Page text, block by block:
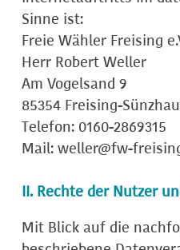
Sinne ist:
Freie Wähler Freising
Herr Robert Weller
Am Vogelsand 9
85354 Freising-
Telefon: 0160-2869315
Mail: weller@fw-
II. Rechte der Nutzer
Mit Blick auf die